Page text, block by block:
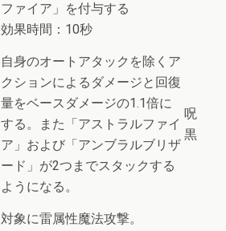
ファイア」を付与する
効果時間：10秒
自身のオートアタックを除くア
クションによるダメージと回復
量をベースダメージの1.1倍に
する。また「アストラルファイ
ア」および「アンブラルブリザ
ード」が2つまでスタックする
ようになる。
呪
黒
対象に雷属性魔法攻撃。